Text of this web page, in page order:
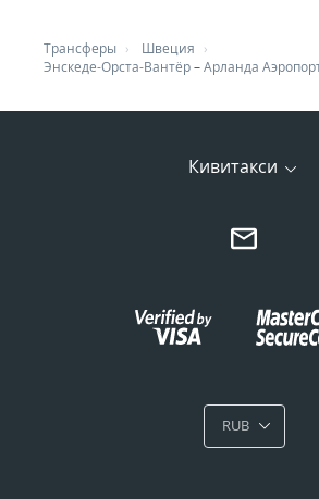
Трансферы
Швеция
Энскеде-Орста-Вантёр–Арланда
Кивитакси
RUB